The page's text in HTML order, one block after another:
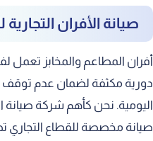
صيانة الأفران
أفران المطاعم والمخابز تعمل
دورية مكثفة لضمان عدم توقف
اليومية. نحن كأهم شركة صيانة
صيانة مخصصة للقطاع التجاري